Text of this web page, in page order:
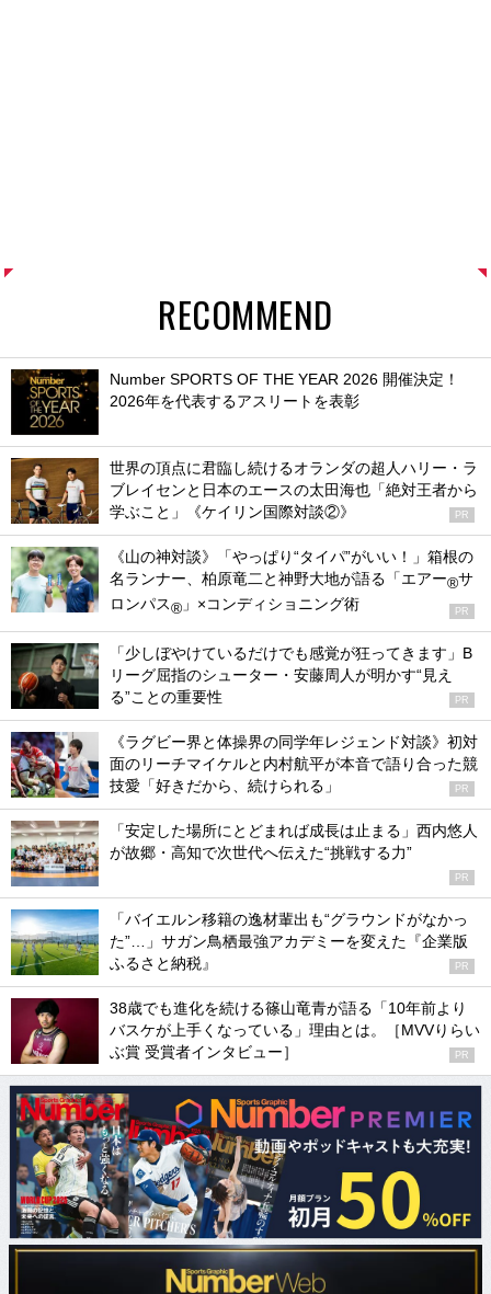
RECOMMEND
Number SPORTS OF THE YEAR 2026 開催決定！
2026年を代表するアスリートを表彰
世界の頂点に君臨し続けるオランダの超人ハリー・ラ
ブレイセンと日本のエースの太田海也「絶対王者から
学ぶこと」《ケイリン国際対談②》
PR
《山の神対談》「やっぱり“タイパ”がいい！」箱根の
名ランナー、柏原竜二と神野大地が語る「エアー®サ
ロンパス® 」×コンディショニング術 PR
「少しぼやけているだけでも感覚が狂ってきます」B
リーグ屈指のシューター・安藤周人が明かす“見え
る”ことの重要性
PR
《ラグビー界と体操界の同学年レジェンド対談》初対
面のリーチマイケルと内村航平が本音で語り合った競
技愛「好きだから、続けられる」
PR
「安定した場所にとどまれば成長は止まる」西内悠人
が故郷・高知で次世代へ伝えた“挑戦する力”
PR
「バイエルン移籍の逸材輩出も“グラウンドがなかっ
た”…」サガン鳥栖最強アカデミーを変えた『企業版
ふるさと納税』
PR
38歳でも進化を続ける篠山竜青が語る「10年前より
バスケが上手くなっている」理由とは。［MVVりらい
ぶ賞 受賞者インタビュー］
PR